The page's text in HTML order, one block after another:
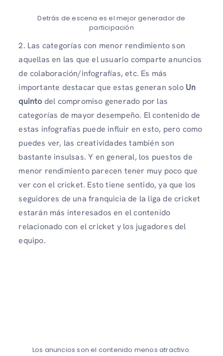
Detrás de escena es el mejor generador de
participación
2. Las categorías con menor rendimiento son
aquellas en las que el usuario comparte anuncios
de colaboración/infografías, etc. Es más
importante destacar que estas generan solo Un
quinto del compromiso generado por las
categorías de mayor desempeño. El contenido de
estas infografías puede influir en esto, pero como
puedes ver, las creatividades también son
bastante insulsas. Y en general, los puestos de
menor rendimiento parecen tener muy poco que
ver con el cricket. Esto tiene sentido, ya que los
seguidores de una franquicia de la liga de cricket
estarán más interesados ​​en el contenido
relacionado con el cricket y los jugadores del
equipo.
Los anuncios son el contenido menos atractivo.